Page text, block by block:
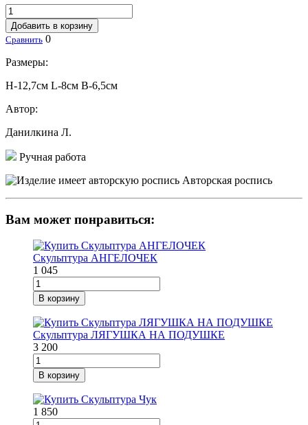
Добавить в корзину
Сравнить 0
Размеры:
Н-12,7см L-8см В-6,5см
Автор:
Данилкина Л.
Ручная работа
Авторская роспись
Вам может понравиться:
Скульптура АНГЕЛОЧЕК
1 045
В корзину
Скульптура ЛЯГУШКА НА ПОДУШКЕ
3 200
В корзину
1 850